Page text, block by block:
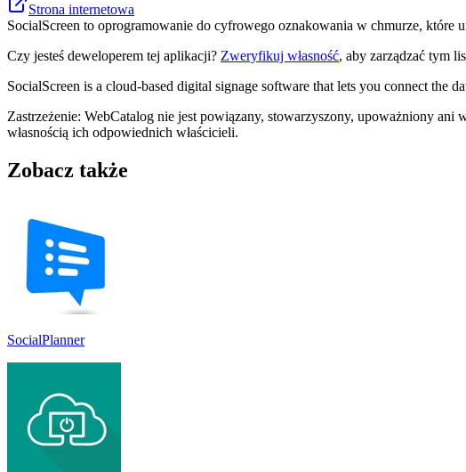
Strona internetowa
SocialScreen to oprogramowanie do cyfrowego oznakowania w chmurze,
Czy jesteś deweloperem tej aplikacji? Zweryfikuj własność, aby zarządzać tym
SocialScreen is a cloud-based digital signage software that lets you connect the
Zastrzeżenie: WebCatalog nie jest powiązany, stowarzyszony, upoważniony
własnością ich odpowiednich właścicieli.
Zobacz także
SocialPlanner